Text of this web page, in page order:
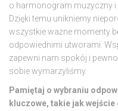
o harmonogram muzyczny i
Dzięki temu unikniemy
wszystkie ważne momenty
odpowiednimi utworami.
zapewni nam spokój i
sobie wymarzyliśmy.
Pamiętaj o wybraniu
kluczowe, takie jak wejście